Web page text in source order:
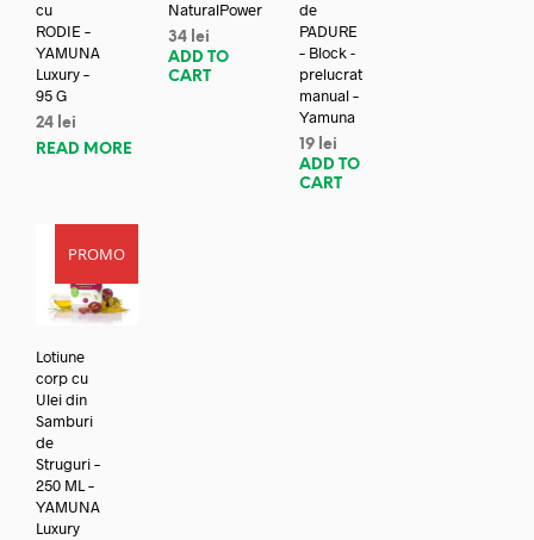
cu
RODIE –
YAMUNA
Luxury –
95 G
24 lei
READ MORE
NaturalPower
34 lei
ADD TO
CART
de
PADURE
– Block -
prelucrat
manual –
Yamuna
19 lei
ADD TO
CART
PROMO
Lotiune
corp cu
Ulei din
Samburi
de
Struguri –
250 ML –
YAMUNA
Luxury